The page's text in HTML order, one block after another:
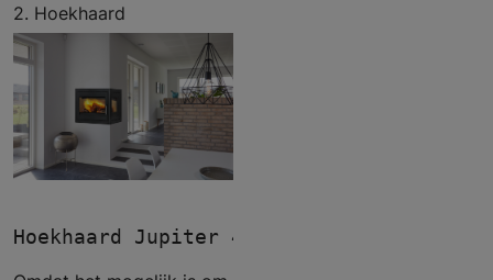
2. Hoekhaard
Hoekhaard Jupiter 470 met zijruit -